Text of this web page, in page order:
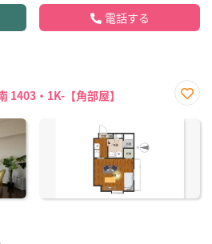
電話する
1403・1K-【角部屋】
に入